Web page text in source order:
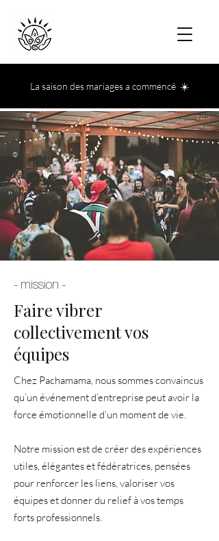
La saison des mariages a commencé ☀️
- mission -
Faire vibrer
collectivement vos
équipes
Chez Pachamama, nous sommes convaincus
qu’un événement d’entreprise peut avoir la
force émotionnelle d’un moment de vie.
Notre mission est de créer des expériences
utiles, élégantes et fédératrices, pensées
pour renforcer les liens, valoriser vos
équipes et donner du relief à vos temps
forts professionnels.